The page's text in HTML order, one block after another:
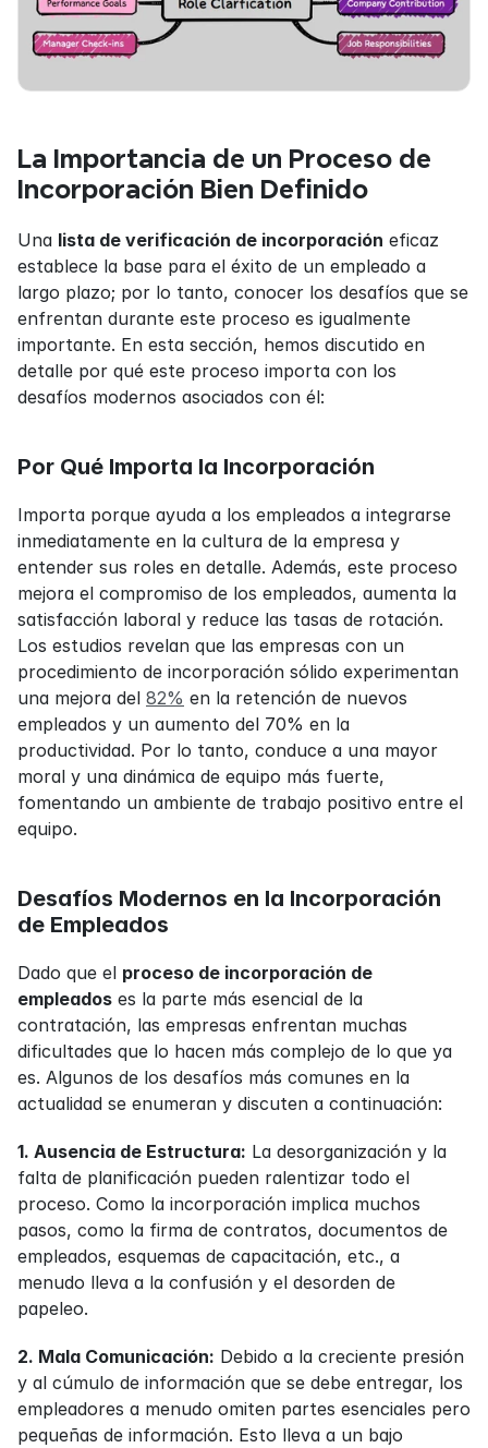
La Importancia de un Proceso de
Incorporación Bien Definido
Una lista de verificación de incorporación eficaz
establece la base para el éxito de un empleado a
largo plazo; por lo tanto, conocer los desafíos que se
enfrentan durante este proceso es igualmente
importante. En esta sección, hemos discutido en
detalle por qué este proceso importa con los
desafíos modernos asociados con él:
Por Qué Importa la Incorporación
Importa porque ayuda a los empleados a integrarse
inmediatamente en la cultura de la empresa y
entender sus roles en detalle. Además, este proceso
mejora el compromiso de los empleados, aumenta la
satisfacción laboral y reduce las tasas de rotación.
Los estudios revelan que las empresas con un
procedimiento de incorporación sólido experimentan
una mejora del 82% en la retención de nuevos
empleados y un aumento del 70% en la
productividad. Por lo tanto, conduce a una mayor
moral y una dinámica de equipo más fuerte,
fomentando un ambiente de trabajo positivo entre el
equipo.
Desafíos Modernos en la Incorporación
de Empleados
Dado que el proceso de incorporación de
empleados es la parte más esencial de la
contratación, las empresas enfrentan muchas
dificultades que lo hacen más complejo de lo que ya
es. Algunos de los desafíos más comunes en la
actualidad se enumeran y discuten a continuación:
1. Ausencia de Estructura: La desorganización y la
falta de planificación pueden ralentizar todo el
proceso. Como la incorporación implica muchos
pasos, como la firma de contratos, documentos de
empleados, esquemas de capacitación, etc., a
menudo lleva a la confusión y el desorden de
papeleo.
2. Mala Comunicación: Debido a la creciente presión
y al cúmulo de información que se debe entregar, los
empleadores a menudo omiten partes esenciales pero
pequeñas de información. Esto lleva a un bajo